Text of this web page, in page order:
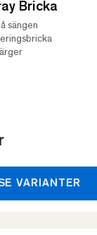
Bricka
sängen
VARIANTER